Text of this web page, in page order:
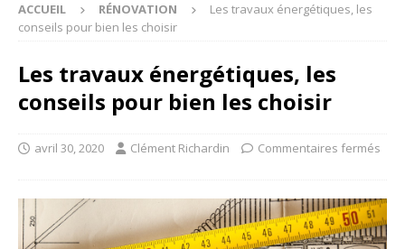
ACCUEIL RÉNOVATION
Les travaux énergétiques, les
conseils pour bien les choisir
Les travaux énergétiques, les
conseils pour bien les choisir
avril 30, 2020 Clément Richardin Commentaires fermés